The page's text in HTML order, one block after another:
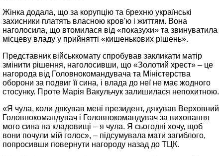
Жінка додала, що за корупцію та брехню українські
захисники платять власною кров'ю і життям. Вона
наголосила, що втомилася від «показухи» та звинуватила
місцеву владу у прийнятті «кишенькових рішень».
Представник військкомату спробував закликати матір
змінити рішення, наголосивши, що «Золотий хрест» – це
нагорода від Головнокомандувача та Міністерства
оборони за подвиг її сина, і влада до неї не має жодного
стосунку. Проте Марія Вакульчук залишилася непохитною.
«Я чула, коли дякував мені президент, дякував Верховний
Головнокомандувач і Головнокомандувач за виховання
мого сина на кладовищі – я чула. Я сьогодні хочу, щоб
вони почули мій голос», – підсумувала мати загиблого,
попросивши повернути нагороду назад до ТЦК.